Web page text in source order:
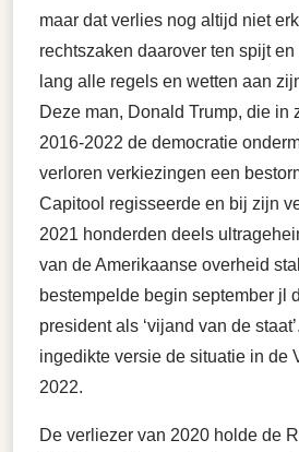
maar dat verlies nog altijd niet
rechtszaken daarover ten spijt
lang alle regels en wetten aan
Deze man, Donald Trump, die in
2016-2022 de democratie
verloren verkiezingen een
Capitool regisseerde en bij zijn
2021 honderden deels
van de Amerikaanse overheid
bestempelde begin september jl
president als ‘vijand van de
ingedikte versie de situatie in de
2022.
De verliezer van 2020 holde de